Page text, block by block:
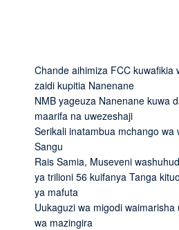
Chande aihimiza FCC kuwafikia
zaidi kupitia Nanenane
NMB yageuza Nanenane kuwa
maarifa na uwezeshaji
Serikali inatambua mchango wa
Sangu
Rais Samia, Museveni
ya trilioni 56 kuifanya Tanga
ya mafuta
Uukaguzi wa migodi
wa mazingira